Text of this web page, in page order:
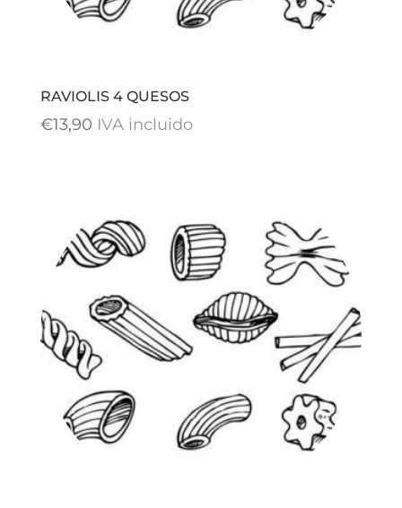
RAVIOLIS 4 QUESOS
€13,90 IVA incluido